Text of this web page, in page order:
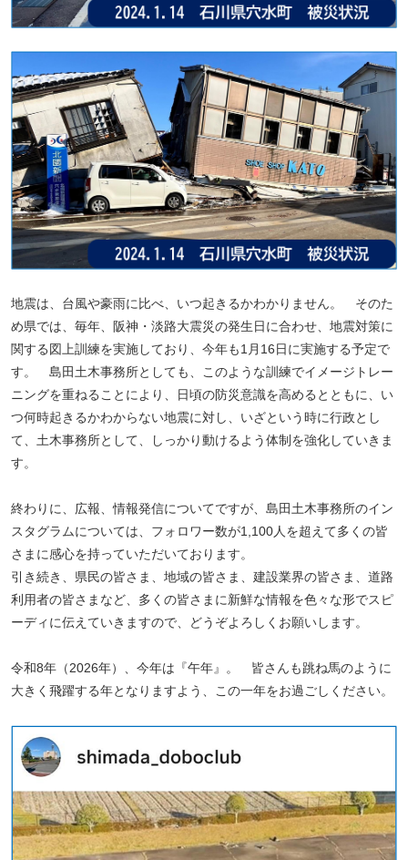
地震は、台風や豪雨に比べ、いつ起きるかわかりません。 そのた
め県では、毎年、阪神・淡路大震災の発生日に合わせ、地震対策に
関する図上訓練を実施しており、今年も1月 16日に実施する予定で
す。 島田土木事務所としても、このような訓練でイメージトレー
ニングを重ねることにより、日頃の防災意識を高めるとともに、い
つ何時起きるかわからない地震に対し、いざという時に行政とし
て、土木事務所として、しっかり動けるよう体制を強化していきま
す。
終わりに、広報、情報発信についてですが、島田土木事務所のイン
スタグラムについては、フォロワー数が1,100人を超えて多くの皆
さまに感心を持っていただいております。
引き続き、県民の皆さま、地域の皆さま、建設業界の皆さま、道路
利用者の皆さまなど、多くの皆さまに新鮮な情報を色々な形でスピ
ーディに伝えていきますので、どうぞよろしくお願いします。
令和8年（2026年）、今年は『午年』。 皆さんも跳ね馬のように
大きく飛躍する年となりますよう、この一年をお過ごしください。